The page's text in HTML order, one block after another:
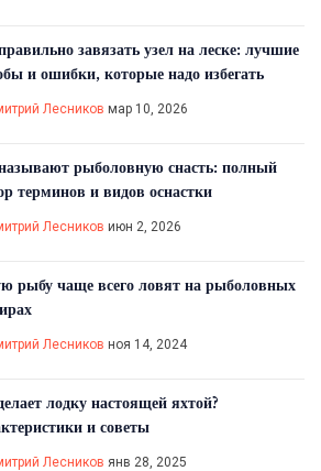
завязать узел на леске: лучшие
и ошибки, которые надо избегать
Лесников мар 10, 2026
рыболовную снасть: полный
терминов и видов оснастки
Лесников июн 2, 2026
рыбу чаще всего ловят на рыболовных
Лесников ноя 14, 2024
лодку настоящей яхтой?
и советы
Лесников янв 28, 2025